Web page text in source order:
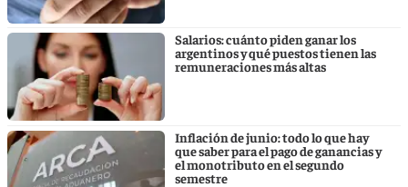
Salarios: cuánto piden ganar los
argentinos y qué puestos tienen las
remuneraciones más altas
Inflación de junio: todo lo que hay
que saber para el pago de ganancias y
el monotributo en el segundo
semestre